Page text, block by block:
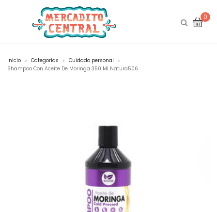
0
Inicio > Categorías > Cuidado personal >
Shampoo Con Aceite De Moringa 350 Ml Natura506